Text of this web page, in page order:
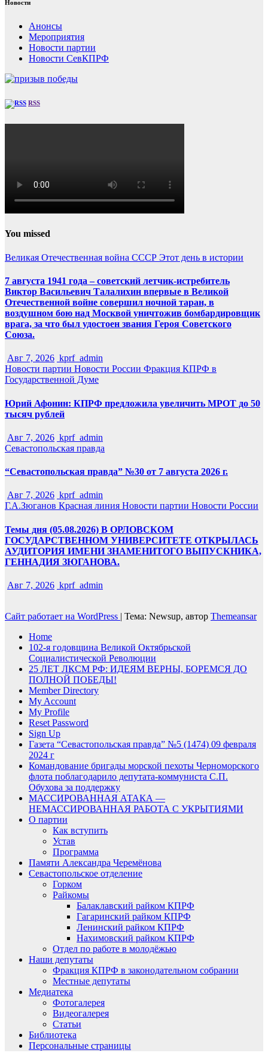
Новости
Анонсы
Мероприятия
Новости партии
Новости СевКПРФ
RSS
You missed
Великая Отечественная война СССР Этот день в истории
7 августа 1941 года – советский летчик-истребитель
Виктор Васильевич Талалихин впервые в Великой
Отечественной войне совершил ночной таран, в
воздушном бою над Москвой уничтожив бомбардировщик
врага, за что был удостоен звания Героя Советского
Союза.
Авг 7, 2026 kprf_admin
Новости партии Новости России Фракция КПРФ в
Государственной Думе
Юрий Афонин: КПРФ предложила увеличить МРОТ до 50
тысяч рублей
Авг 7, 2026 kprf_admin
Севастопольская правда
“Севастопольская правда” №30 от 7 августа 2026 г.
Авг 7, 2026 kprf_admin
Г.А.Зюганов Красная линия Новости партии Новости России
Темы дня (05.08.2026) В ОРЛОВСКОМ
ГОСУДАРСТВЕННОМ УНИВЕРСИТЕТЕ ОТКРЫЛАСЬ
АУДИТОРИЯ ИМЕНИ ЗНАМЕНИТОГО ВЫПУСКНИКА,
ГЕННАДИЯ ЗЮГАНОВА.
Авг 7, 2026 kprf_admin
Сайт работает на WordPress | Тема: Newsup, автор Themeansar
Home
102-я годовщина Великой Октябрьской
Социалистической Революции
25 ЛЕТ ЛКСМ РФ: ИДЕЯМ ВЕРНЫ, БОРЕМСЯ ДО
ПОЛНОЙ ПОБЕДЫ!
Member Directory
My Account
My Profile
Reset Password
Sign Up
Газета “Севастопольская правда” №5 (1474) 09 февраля
2024 г
Командование бригады морской пехоты Черноморского
флота поблагодарило депутата-коммуниста С.П.
Обухова за поддержку
МАССИРОВАННАЯ АТАКА —
НЕМАССИРОВАННАЯ РАБОТА С УКРЫТИЯМИ
О партии
Как вступить
Устав
Программа
Памяти Александра Черемёнова
Севастопольское отделение
Горком
Райкомы
Балаклавский райком КПРФ
Гагаринский райком КПРФ
Ленинский райком КПРФ
Нахимовский райком КПРФ
Отдел по работе в молодёжью
Наши депутаты
Фракция КПРФ в законодательном собрании
Местные депутаты
Медиатека
Фотогалерея
Видеогалерея
Статьи
Библиотека
Персональные страницы